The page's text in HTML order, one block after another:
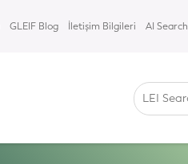
GLEIF Blog İletişim Bilgileri AI Search